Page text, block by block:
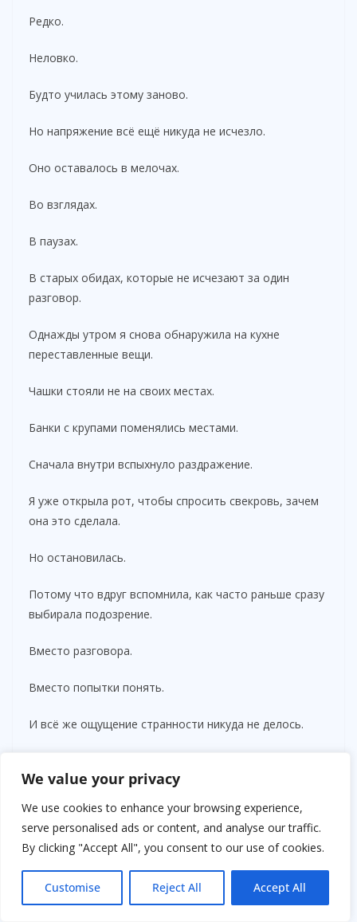
We value your privacy
We use cookies to enhance your browsing experience,
serve personalised ads or content, and analyse our traffic.
By clicking "Accept All", you consent to our use of cookies.
Customise Reject All Accept All
Редко.
Неловко.
Будто училась этому заново.
Но напряжение всё ещё никуда не исчезло.
Оно оставалось в мелочах.
Во взглядах.
В паузах.
В старых обидах, которые не исчезают за один
разговор.
Однажды утром я снова обнаружила на кухне
переставленные вещи.
Чашки стояли не на своих местах.
Банки с крупами поменялись местами.
Сначала внутри вспыхнуло раздражение.
Я уже открыла рот, чтобы спросить свекровь, зачем
она это сделала.
Но остановилась.
Потому что вдруг вспомнила, как часто раньше сразу
выбирала подозрение.
Вместо разговора.
Вместо попытки понять.
И всё же ощущение странности никуда не делось.
у подъезда.
Посмотрела внимательно.
Замялась.
— Слушай, — сказала она тихо, — не хочу лезть, но…